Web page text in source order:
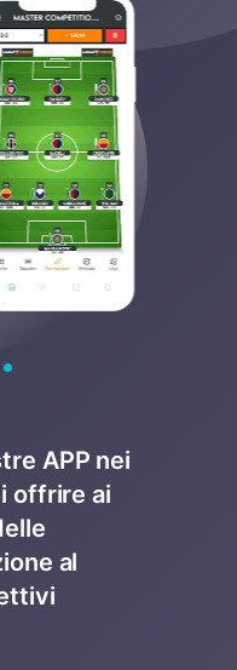
APP nei
offrire ai
al